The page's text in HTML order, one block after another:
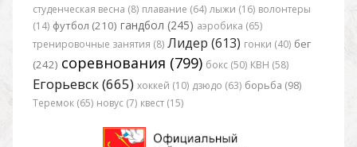
студенческая весна (8) плавание (64) лыжи (16) волонтеры
(14) футбол (210) гандбол (245) аэробика (65)
тренировочные занятия (8) Лидер (613) гонки (40) бег
(242) соревнования (799) бокс (50) КВН (58)
Егорьевск (665) хоккей (10) дзюдо (63) борьба (98)
Теремок (65) новус (7) квест (15)